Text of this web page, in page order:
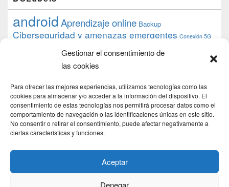
Gestionar el consentimiento de
las cookies
Para ofrecer las mejores experiencias, utilizamos tecnologías como las
cookies para almacenar y/o acceder a la información del dispositivo. El
consentimiento de estas tecnologías nos permitirá procesar datos como el
comportamiento de navegación o las identificaciones únicas en este sitio.
No consentir o retirar el consentimiento, puede afectar negativamente a
ciertas características y funciones.
Aceptar
Denegar
androidAprendizaje online Backup
Ciberseguridad y amenazas emergentes Conexión 5G
datos debian desarrollo web
Formación Google
iphone
proyecto PS4 python Raspberryraspberrypi
raspbian review Servidor Web Sostenibilidad
tecnológicaTecnología torrent
transmissiontutorial ubuntu server Windows